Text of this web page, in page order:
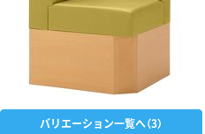
バリエーション一覧へ（3）